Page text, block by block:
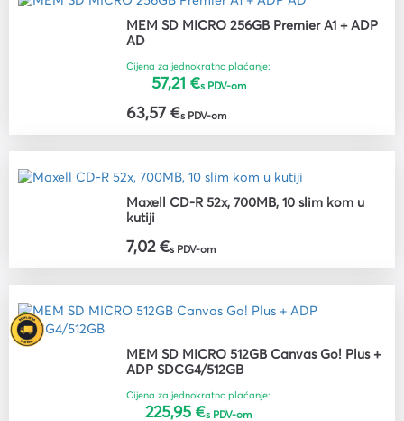
MEM SD MICRO 256GB Premier A1 + ADP
AD
Cijena za jednokratno plaćanje:
57,21 €s PDV-om
63,57 €s PDV-om
Maxell CD-R 52x, 700MB, 10 slim kom u
kutiji
7,02 €s PDV-om
MEM SD MICRO 512GB Canvas Go! Plus +
ADP SDCG4/512GB
Cijena za jednokratno plaćanje:
225,95 €s PDV-om